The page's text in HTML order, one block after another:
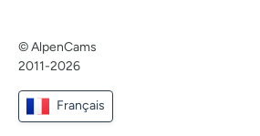
© AlpenCams
2011-2026
Français